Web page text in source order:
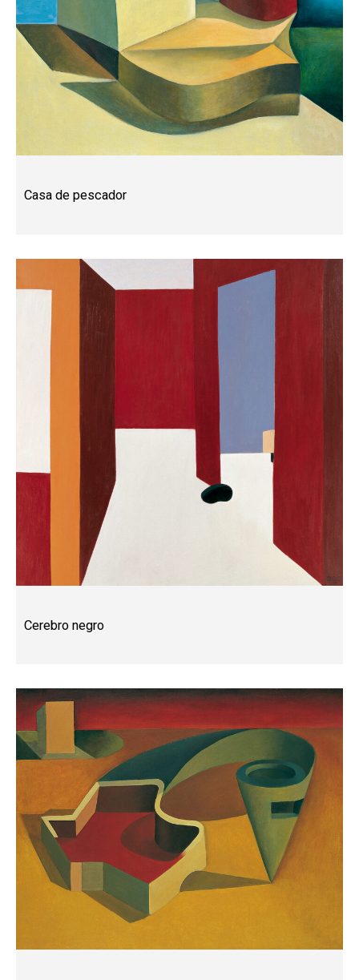
Casa de pescador
Cerebro negro